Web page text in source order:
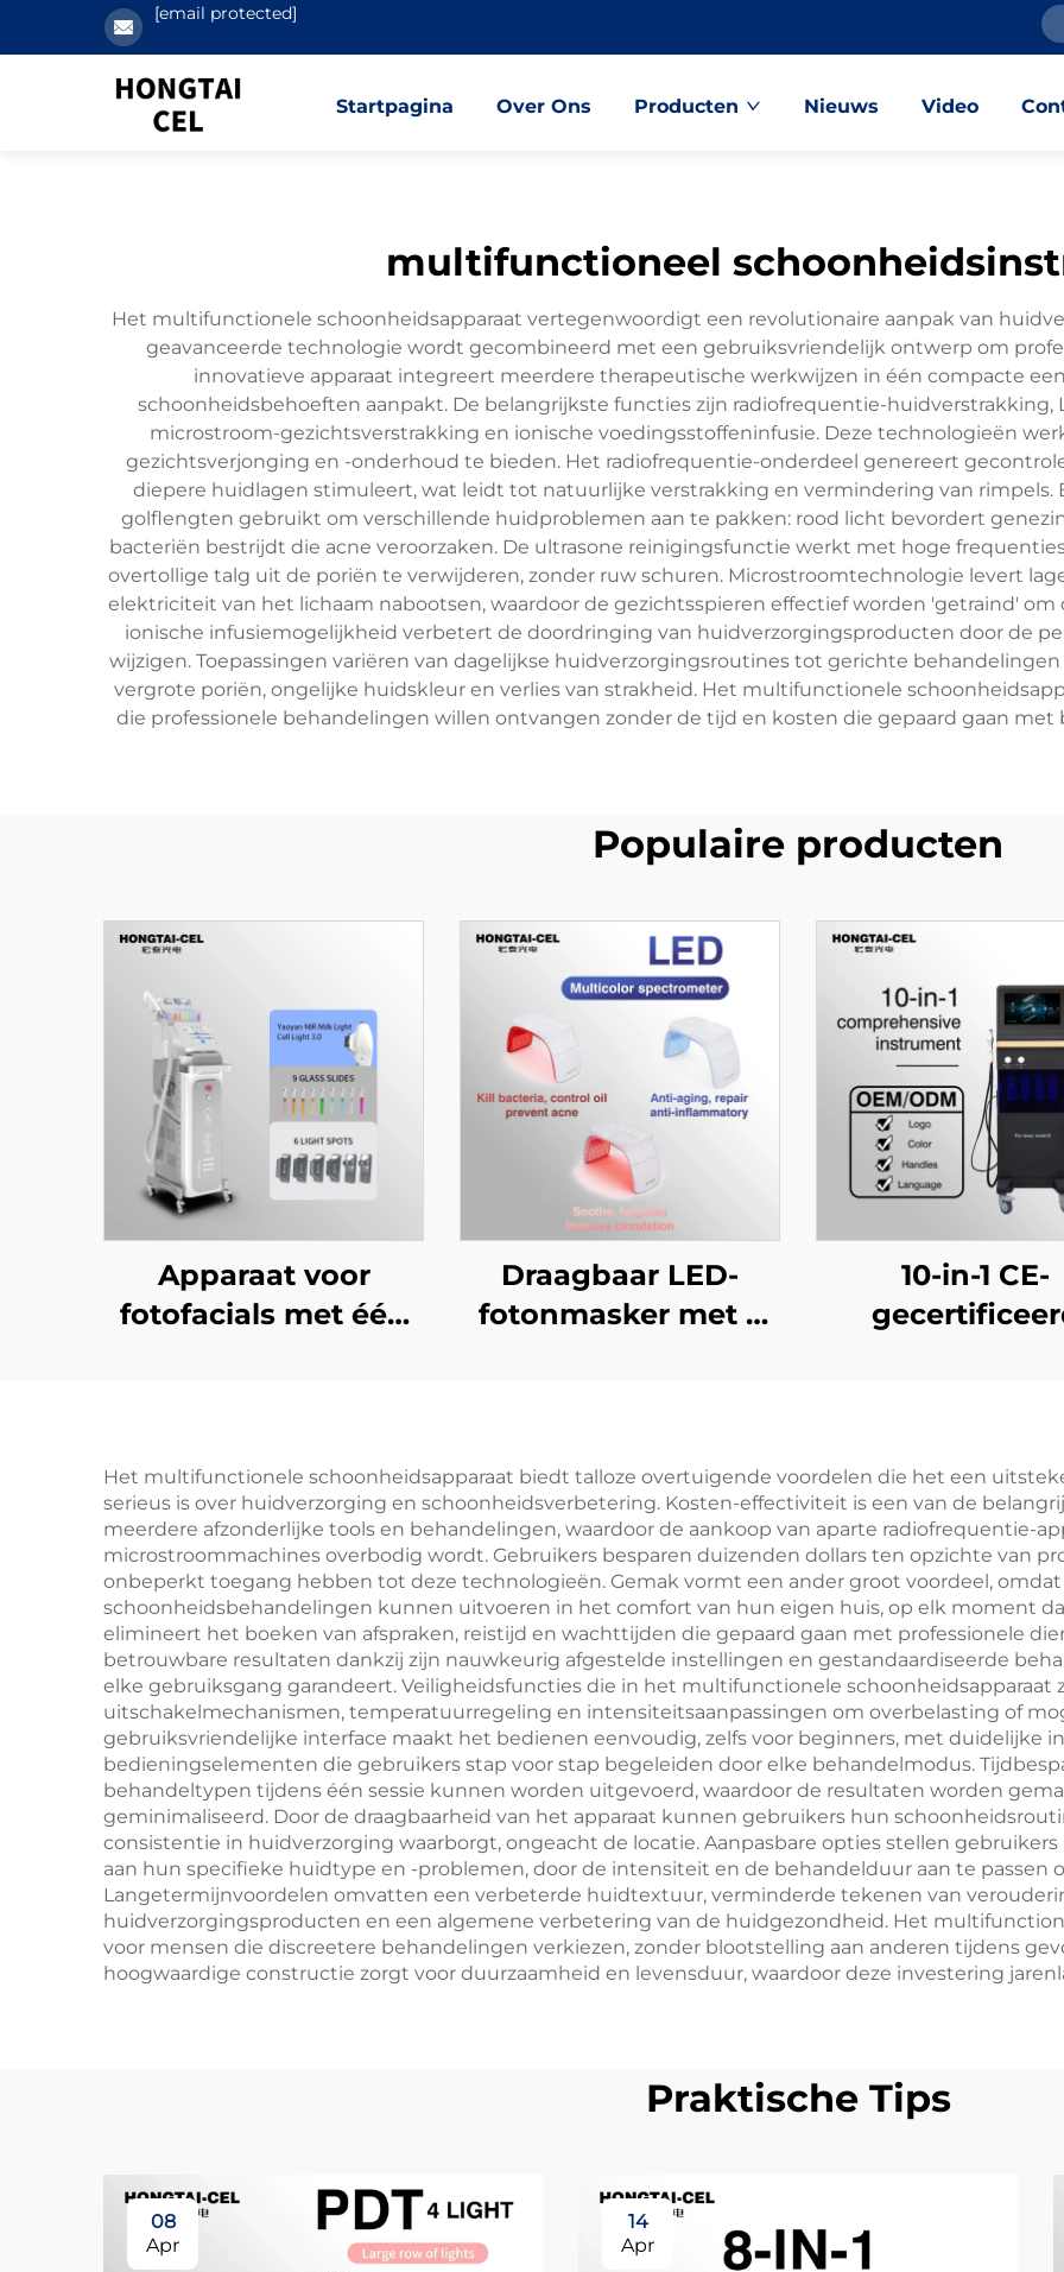
[email protected]
Startpagina Over Ons Producten Nieuws Video
multifunctioneel
Het multifunctionele schoonheidsapparaat vertegenwoordigt een revolutionaire aanpak van
geavanceerde technologie wordt gecombineerd met een gebruiksvriendelijk ontwerp om
innovatieve apparaat integreert meerdere therapeutische werkwijzen in één compacte
schoonheidsbehoeften aanpakt. De belangrijkste functies zijn radiofrequentie-huidverstrakking,
microstroom-gezichtsverstrakking en ionische voedingsstoffeninfusie. Deze technologieën
gezichtsverjonging en -onderhoud te bieden. Het radiofrequentie-onderdeel genereert
diepere huidlagen stimuleert, wat leidt tot natuurlijke verstrakking en vermindering van rimpels.
golflengten gebruikt om verschillende huidproblemen aan te pakken: rood licht bevordert
bacteriën bestrijdt die acne veroorzaken. De ultrasone reinigingsfunctie werkt met hoge
overtollige talg uit de poriën te verwijderen, zonder ruw schuren. Microstroomtechnologie levert
elektriciteit van het lichaam nabootsen, waardoor de gezichtsspieren effectief worden 'getraind'
ionische infusiemogelijkheid verbetert de doordringing van huidverzorgingsproducten door de
wijzigen. Toepassingen variëren van dagelijkse huidverzorgingsroutines tot gerichte
vergrote poriën, ongelijke huidskleur en verlies van strakheid. Het multifunctionele
die professionele behandelingen willen ontvangen zonder de tijd en kosten die gepaard gaan met
Populaire producten
Apparaat voor
fotofacials met één
ontharing en anti-
aging, geschikt voor
schoonheidssalons
Draagbaar LED-
fotonmasker met 3
salongebruik: witter
maken,
acnebeheersing en
anti-agingherstel
10-in-1 CE-
warm/koud
voor de
Het multifunctionele schoonheidsapparaat biedt talloze overtuigende voordelen die het een
serieus is over huidverzorging en schoonheidsverbetering. Kosten-effectiviteit is een van de
meerdere afzonderlijke tools en behandelingen, waardoor de aankoop van aparte radiofrequentie-
microstroommachines overbodig wordt. Gebruikers besparen duizenden dollars ten opzichte van
onbeperkt toegang hebben tot deze technologieën. Gemak vormt een ander groot voordeel,
schoonheidsbehandelingen kunnen uitvoeren in het comfort van hun eigen huis, op elk moment
elimineert het boeken van afspraken, reistijd en wachttijden die gepaard gaan met professionele
betrouwbare resultaten dankzij zijn nauwkeurig afgestelde instellingen en gestandaardiseerde
elke gebruiksgang garandeert. Veiligheidsfuncties die in het multifunctionele
uitschakelmechanismen, temperatuurregeling en intensiteitsaanpassingen om overbelasting of
gebruiksvriendelijke interface maakt het bedienen eenvoudig, zelfs voor beginners, met duidelijke
bedieningselementen die gebruikers stap voor stap begeleiden door elke behandelmodus.
behandeltypen tijdens één sessie kunnen worden uitgevoerd, waardoor de resultaten worden
geminimaliseerd. Door de draagbaarheid van het apparaat kunnen gebruikers hun
consistentie in huidverzorging waarborgt, ongeacht de locatie. Aanpasbare opties stellen
aan hun specifieke huidtype en -problemen, door de intensiteit en de behandelduur aan te passen
Langetermijnvoordelen omvatten een verbeterde huidtextuur, verminderde tekenen van
huidverzorgingsproducten en een algemene verbetering van de huidgezondheid. Het
voor mensen die discreetere behandelingen verkiezen, zonder blootstelling aan anderen tijdens
hoogwaardige constructie zorgt voor duurzaamheid en levensduur, waardoor deze investering
Praktische Tips
08
Apr
14
Apr